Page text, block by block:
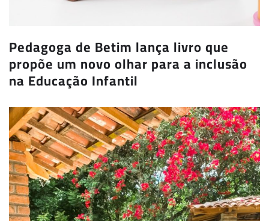
Pedagoga de Betim lança livro que
propõe um novo olhar para a inclusão
na Educação Infantil